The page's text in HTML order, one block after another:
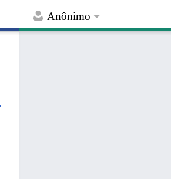
Anônimo